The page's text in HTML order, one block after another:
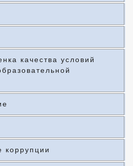
качества условий
коррупции